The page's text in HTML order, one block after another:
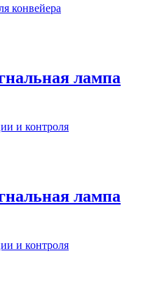
конвейера
лампа
и контроля
лампа
и контроля